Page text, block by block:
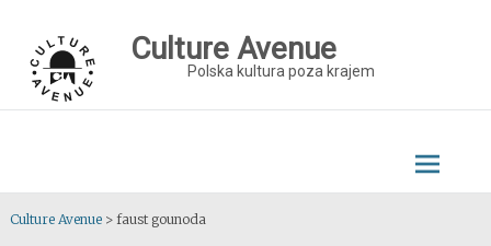
content
Culture Avenue
Polska kultura poza krajem
Culture Avenue> faust gounoda